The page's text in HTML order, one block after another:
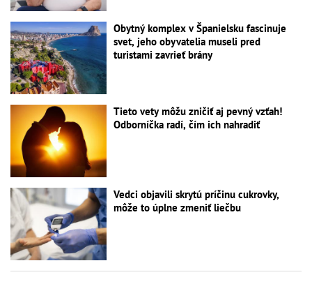
Obytný komplex v Španielsku fascinuje
svet, jeho obyvatelia museli pred
turistami zavrieť brány
Tieto vety môžu zničiť aj pevný vzťah!
Odborníčka radí, čím ich nahradiť
Vedci objavili skrytú príčinu cukrovky,
môže to úplne zmeniť liečbu